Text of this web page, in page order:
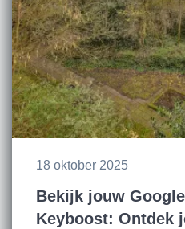
18 oktober 2025
Bekijk jouw
Keyboost: Ontdek